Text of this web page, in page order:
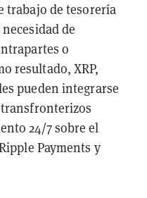
trabajo de tesorería
de
o
resultado, XRP,
pueden integrarse
24/7 sobre el
Payments y